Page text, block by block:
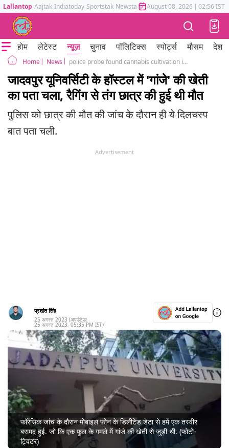
Lallantop Aajtak Indiatoday Sportstak Newstak Mumbai Tak Astrotak
August 08, 2026 | 02:56 IST
होम लेटेस्ट न्यूज़ चुनाव पॉलिटिक्स स्पोर्ट्स मौसम देश
Home News police probe found cannabis cultivation in jadavpur university hostel after students death
जादवपुर यूनिवर्सिटी के हॉस्टल में 'गांजे' की खेती
का पता चला, रैगिंग से तंग छात्र की हुई थी मौत
पुलिस को छात्र की मौत की जांच के दौरान ही ये दिलचस्प
बात पता चली.
Advertisement
प्रशांत सिंह
25 अगस्त 2023 (अपडेटेड:
25 अगस्त 2023, 05:35 PM IST)
फॉरेंसिक जांच के दौरान मोबाइल फोन के डिलीटेड डेटा से हमें एक तस्वीर
बरामद हुई. जो कि एक फूल के गमले में गांजे की खेती से जुड़ी थी. (फोटो-
ट्विटर)